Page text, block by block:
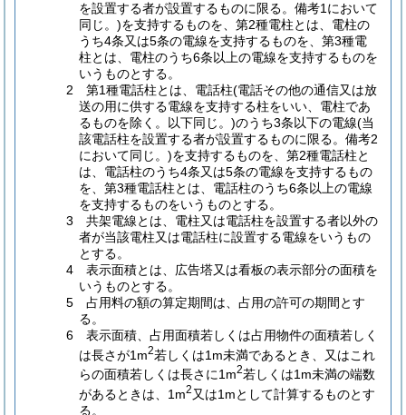
を設置する者が設置するものに限る。備考1において
同じ。)を支持するものを、第2種電柱とは、電柱の
うち4条又は5条の電線を支持するものを、第3種電
柱とは、電柱のうち6条以上の電線を支持するものを
いうものとする。
2 第1種電話柱とは、電話柱(電話その他の通信又は放
送の用に供する電線を支持する柱をいい、電柱であ
るものを除く。以下同じ。)のうち3条以下の電線(当
該電話柱を設置する者が設置するものに限る。備考2
において同じ。)を支持するものを、第2種電話柱と
は、電話柱のうち4条又は5条の電線を支持するもの
を、第3種電話柱とは、電話柱のうち6条以上の電線
を支持するものをいうものとする。
3 共架電線とは、電柱又は電話柱を設置する者以外の
者が当該電柱又は電話柱に設置する電線をいうもの
とする。
4 表示面積とは、広告塔又は看板の表示部分の面積を
いうものとする。
5 占用料の額の算定期間は、占用の許可の期間とす
る。
6 表示面積、占用面積若しくは占用物件の面積若しく
は長さが1m2若しくは1m未満であるとき、又はこれ
らの面積若しくは長さに1m2若しくは1m未満の端数
があるときは、1m2 又は1mとして計算するものとす
る。